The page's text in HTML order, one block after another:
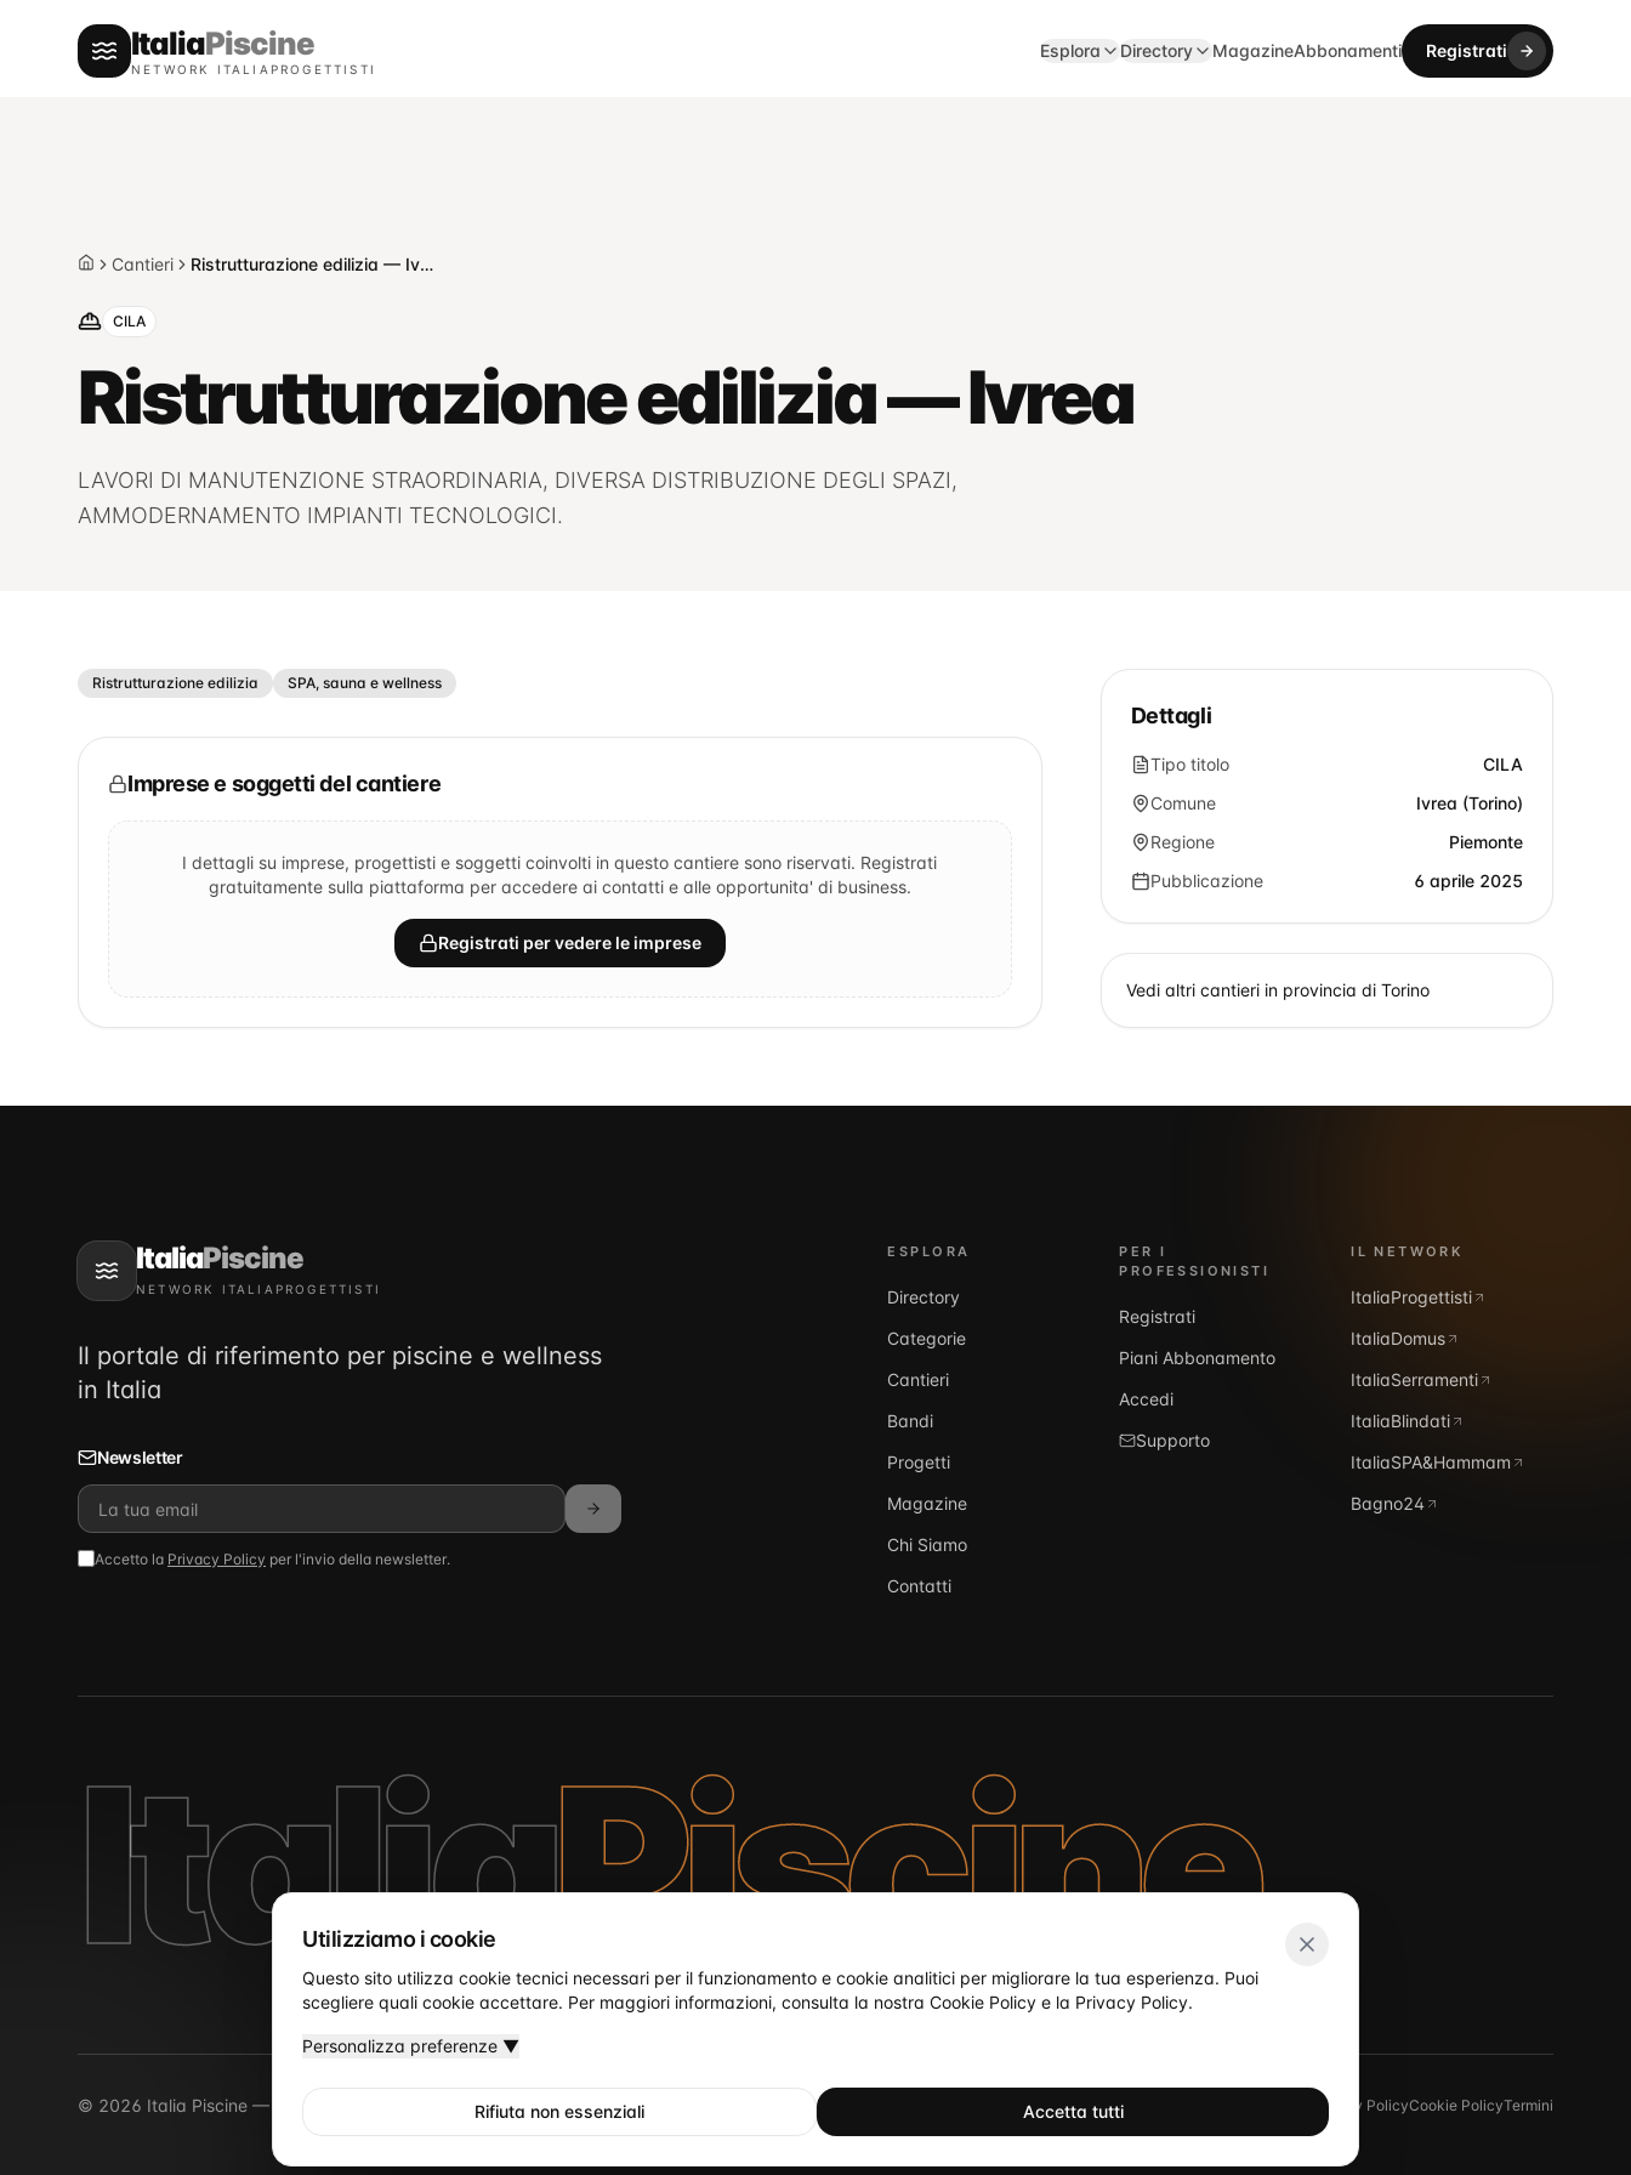
ItaliaPiscine
NETWORK ITALIAPROGETTISTI
Esplora Directory MagazineAbbonamenti Registrati
HomeCantieri Ristrutturazione edilizia — Ivrea
CILA
Ristrutturazione edilizia — Ivrea
LAVORI DI MANUTENZIONE STRAORDINARIA, DIVERSA DISTRIBUZIONE DEGLI SPAZI,
AMMODERNAMENTO IMPIANTI TECNOLOGICI.
Ristrutturazione edilizia SPA, sauna e wellness
Imprese e soggetti del cantiere
I dettagli su imprese, progettisti e soggetti coinvolti in questo cantiere sono riservati. Registrati
gratuitamente sulla piattaforma per accedere ai contatti e alle opportunita' di business.
Registrati per vedere le imprese
Dettagli
Tipo titolo
CILA
Comune
Ivrea (Torino)
Regione
Piemonte
Pubblicazione
6 aprile 2025
Vedi altri cantieri in provincia di Torino
ItaliaPiscine
NETWORK ITALIAPROGETTISTI
Il portale di riferimento per piscine e wellness
in Italia
Newsletter
Accetto la Privacy Policy per l'invio della newsletter.
ESPLORA
Directory
Categorie
Cantieri
Bandi
Progetti
Magazine
Chi Siamo
Contatti
PER I
PROFESSIONISTI
Registrati
Piani Abbonamento
Accedi
Supporto
IL NETWORK
ItaliaProgettisti
ItaliaDomus
ItaliaSerramenti
ItaliaBlindati
ItaliaSPA&Hammam
Bagno24
ItaliaPiscine
© 2026 Italia Piscine — Un sito del network ItaliaProgettisti Privacy PolicyCookie PolicyTermini
Utilizziamo i cookie
Questo sito utilizza cookie tecnici necessari per il funzionamento e cookie analitici per migliorare la tua esperienza. Puoi
scegliere quali cookie accettare. Per maggiori informazioni, consulta la nostra Cookie Policy e la Privacy Policy.
Personalizza preferenze ▼
Rifiuta non essenziali Accetta tutti